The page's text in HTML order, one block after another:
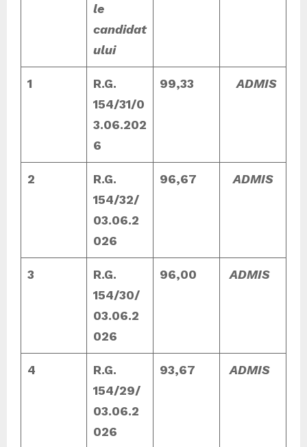
le
candidat
ului
1
R.G.
154/31/0
3.06.202
6
99,33 ADMIS
2
R.G.
154/32/
03.06.2
026
96,67 ADMIS
3
R.G.
154/30/
03.06.2
026
96,00 ADMIS
4
R.G.
154/29/
03.06.2
026
93,67 ADMIS